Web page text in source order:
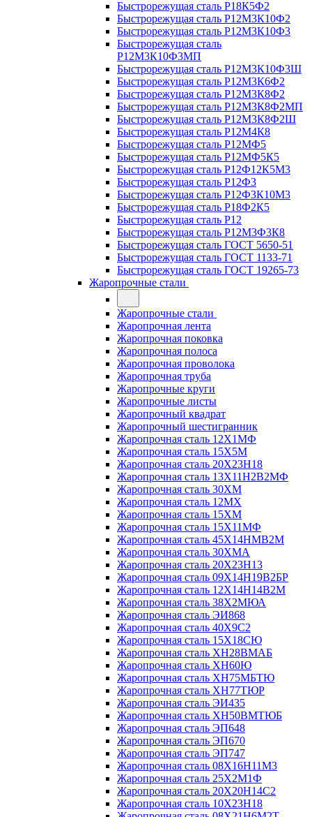
Быстрорежущая сталь Р18К5Ф2
Быстрорежущая сталь Р12М3К10Ф2
Быстрорежущая сталь Р12М3К10Ф3
Быстрорежущая сталь
Р12М3К10Ф3МП
Быстрорежущая сталь Р12М3К10Ф3Ш
Быстрорежущая сталь Р12М3К6Ф2
Быстрорежущая сталь Р12М3К8Ф2
Быстрорежущая сталь Р12М3К8Ф2МП
Быстрорежущая сталь Р12М3К8Ф2Ш
Быстрорежущая сталь Р12М4К8
Быстрорежущая сталь Р12МФ5
Быстрорежущая сталь Р12МФ5К5
Быстрорежущая сталь Р12Ф12К5М3
Быстрорежущая сталь Р12Ф3
Быстрорежущая сталь Р12Ф3К10М3
Быстрорежущая сталь Р18Ф2К5
Быстрорежущая сталь Р12
Быстрорежущая сталь Р12М3Ф3К8
Быстрорежущая сталь ГОСТ 5650-51
Быстрорежущая сталь ГОСТ 1133-71
Быстрорежущая сталь ГОСТ 19265-73
Жаропрочные стали
Жаропрочные стали
Жаропрочная лента
Жаропрочная поковка
Жаропрочная полоса
Жаропрочная проволока
Жаропрочная труба
Жаропрочные круги
Жаропрочные листы
Жаропрочный квадрат
Жаропрочный шестигранник
Жаропрочная сталь 12Х1МФ
Жаропрочная сталь 15Х5М
Жаропрочная сталь 20Х23Н18
Жаропрочная сталь 13Х11Н2В2МФ
Жаропрочная сталь 30ХМ
Жаропрочная сталь 12МХ
Жаропрочная сталь 15ХМ
Жаропрочная сталь 15Х11МФ
Жаропрочная сталь 45Х14НМВ2М
Жаропрочная сталь 30ХМА
Жаропрочная сталь 20Х23Н13
Жаропрочная сталь 09Х14Н19В2БР
Жаропрочная сталь 12Х14Н14В2М
Жаропрочная сталь 38Х2МЮА
Жаропрочная сталь ЭИ868
Жаропрочная сталь 40Х9С2
Жаропрочная сталь 15Х18СЮ
Жаропрочная сталь ХН28ВМАБ
Жаропрочная сталь ХН60Ю
Жаропрочная сталь ХН75МБТЮ
Жаропрочная сталь ХН77ТЮР
Жаропрочная сталь ЭИ435
Жаропрочная сталь ХН50ВМТЮБ
Жаропрочная сталь ЭП648
Жаропрочная сталь ЭП670
Жаропрочная сталь ЭП747
Жаропрочная сталь 08Х16Н11М3
Жаропрочная сталь 25Х2М1Ф
Жаропрочная сталь 20Х20Н14С2
Жаропрочная сталь 10Х23Н18